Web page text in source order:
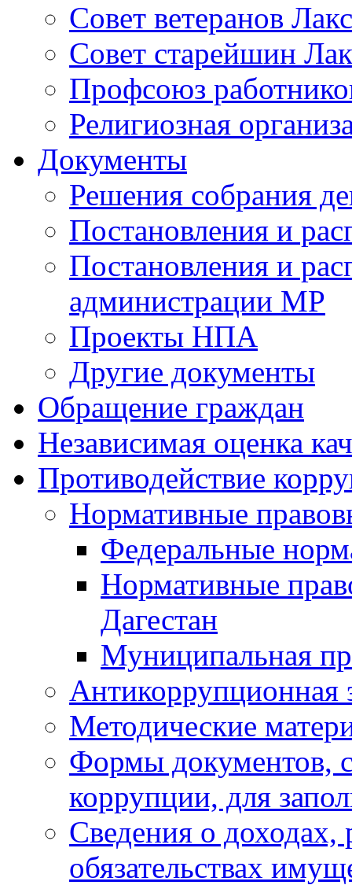
Совет ветеранов
Совет старейшин
Профсоюз
Религиозная
Документы
Решения собрания
Постановления и
Постановления и
администрации МР
Проекты НПА
Другие документы
Обращение граждан
Независимая оценка
Противодействие
Нормативные
Федеральные
Нормативные
Дагестан
Муниципальная
Антикоррупционная
Методические
Формы документов,
коррупции, для
Сведения о доходах,
обязательствах